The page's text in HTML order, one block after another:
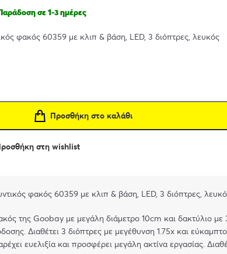
σε 1-3 ημέρες
φακός 60359 με κλιπ & βάση, LED, 3 διόπτρες, λευκός
Προσθήκη στο καλάθι
στη wishlist
φακός 60359 με κλιπ & βάση, LED, 3 διόπτρες,
της Goobay με μεγάλη διάμετρο 10cm και δακτύλιο με
Διαθέτει 3 διόπτρες με μεγέθυνση 1.75x και εύκαμπτο
ευελιξία και προσφέρει μεγάλη ακτίνα εργασίας.